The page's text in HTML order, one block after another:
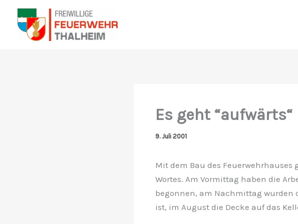
Zum
Inhalt
springen
Es geht “aufwärts“
9. Juli 2001
Mit dem Bau des
Wortes. Am Vormittag haben die
begonnen, am Nachmittag wurden
ist, im August die Decke auf das